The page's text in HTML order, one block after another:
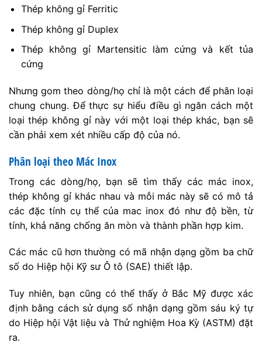
Thép không gỉ Ferritic
Thép không gỉ Duplex
Thép không gỉ Martensitic làm cứng và kết tủa
cứng
Nhưng gom theo dòng/họ chỉ là một cách để phân loại
chung chung. Để thực sự hiểu điều gì ngăn cách một
loại thép không gỉ này với một loại thép khác, bạn sẽ
cần phải xem xét nhiều cấp độ của nó.
Phân loại theo Mác Inox
Trong các dòng/họ, bạn sẽ tìm thấy các mác inox,
thép không gỉ khác nhau và mỗi mác này sẽ có mô tả
các đặc tính cụ thể của mac inox đó như độ bền, từ
tính, khả năng chống ăn mòn và thành phần hợp kim.
Các mác cũ hơn thường có mã nhận dạng gồm ba chữ
số do Hiệp hội Kỹ sư Ô tô (SAE) thiết lập.
Tuy nhiên, bạn cũng có thể thấy ở Bắc Mỹ được xác
định bằng cách sử dụng số nhận dạng gồm sáu ký tự
do Hiệp hội Vật liệu và Thử nghiệm Hoa Kỳ (ASTM) đặt
ra.